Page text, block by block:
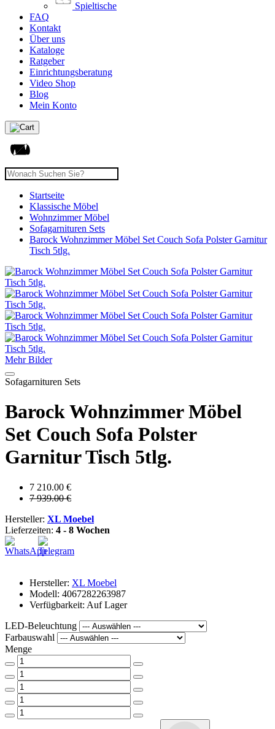
Spieltische
FAQ
Kontakt
Über uns
Kataloge
Ratgeber
Einrichtungsberatung
Video Shop
Blog
Mein Konto
Startseite
Klassische Möbel
Wohnzimmer Möbel
Sofagarnituren Sets
Barock Wohnzimmer Möbel Set Couch Sofa Polster Garnitur
Tisch 5tlg.
Mehr Bilder
Sofagarnituren Sets
Barock Wohnzimmer Möbel
Set Couch Sofa Polster
Garnitur Tisch 5tlg.
7 210.00 €
7 939.00 €
Hersteller: XL Moebel
Lieferzeiten: 4 - 8 Wochen
Hersteller: XL Moebel
Modell: 4067282263987
Verfügbarkeit: Auf Lager
LED-Beleuchtung
Farbauswahl
Menge